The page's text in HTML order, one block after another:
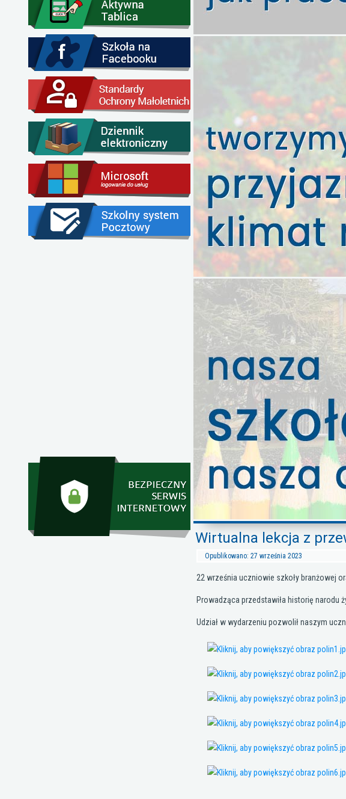
Wirtualna lekcja z
Opublikowano: 27 września 2023
22 września uczniowie szkoły branżowej
Prowadząca przedstawiła historię narodu
Udział w wydarzeniu pozwolił naszym